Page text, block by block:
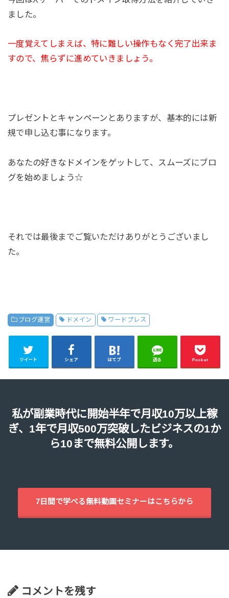
ました。
一度覚えてしまえば、特に難しい操作もなく完了出来ま
すので、焦らずに進めていきましょう。
プレゼントとキャンペーンとありますが、基本的には新
規で申し込む事になります。
あなたの好きなドメインをゲットして、スムーズにブロ
グを始めましょう☆
それでは最後までご覧いただけありがとうございまし
た。
ブログ運営 ドメイン ワードプレス
ツイート シェア はてブ 送る Pocket
私が副業時代に開始半年で月収10万以上稼
ぎ、1年で月収500万突破したビジネスの1か
ら10まで無料公開します。
7日間で学べる無料動画セミナーはこちらから
コメントを残す